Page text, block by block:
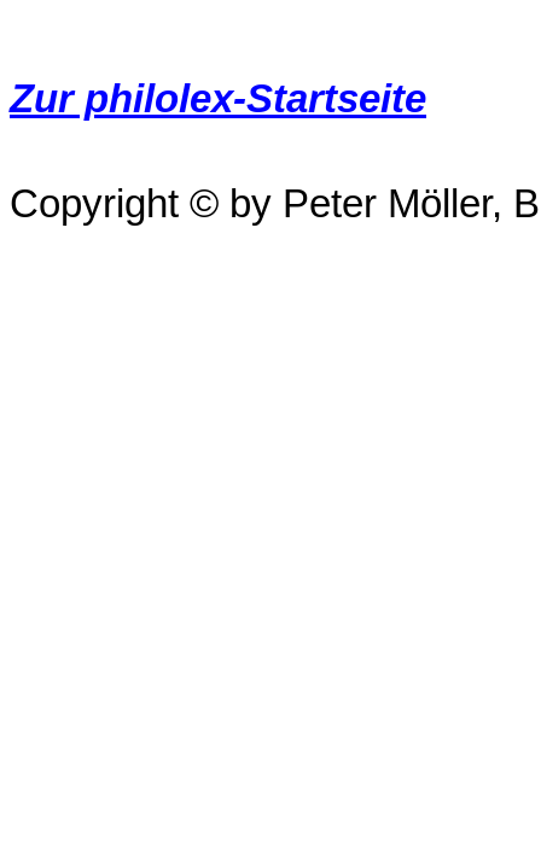
Zur philolex-Startseite
Copyright © by Peter Möller,